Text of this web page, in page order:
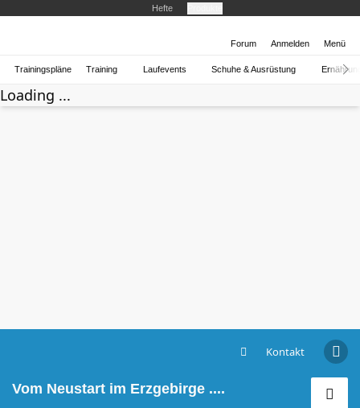
Hefte
Forum Anmelden Menü
Trainingspläne Training Laufevents Schuhe & Ausrüstung
Loading ...
Kontakt
Vom Neustart im Erzgebirge ....